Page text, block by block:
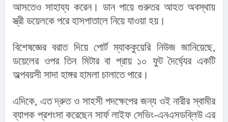
আসতেও সাহায্য করেন। ডান পায়ে গুরুতর আহত অবস্থায়
স্ত্রী ডয়েলকে পরে হাসপাতালে নিয়ে যাওয়া হয়।
বিশেষজ্ঞের বরাত দিয়ে পোর্ট ম্যাককুয়েরি নিউজ জানিয়েছে,
ডয়েলের ওপর তিন মিটার বা প্রায় ১০ ফুট দৈর্ঘ্যের একটি
অল্পবয়সী সাদা হাঙ্গর হামলা চালাতে পারে।
এদিকে, এত দ্রুত ও সাহসী পদক্ষেপের জন্য ওই নারীর স্বামীর
ব্যাপক প্রশংসা করেছেন সার্ফ লাইফ সেভিং-এনএসডব্লিউ এর